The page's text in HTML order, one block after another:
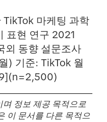
마케팅 과학
표현 연구 2021
외 동향 설문조사
) 기준: TikTok 월
며 정보 제공 목적으로
이 문서를 다른 목적으